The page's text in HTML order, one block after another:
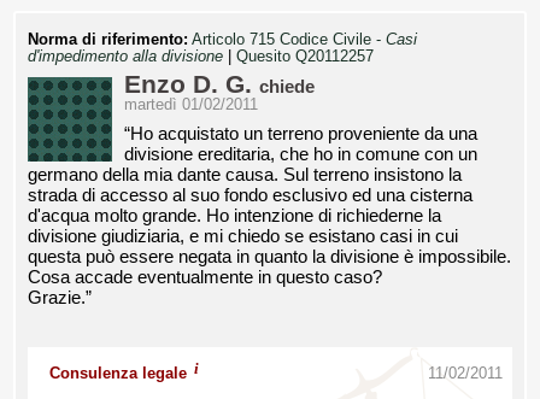
Norma di riferimento: Articolo 715 Codice Civile - Casi
d'impedimento alla divisione
Quesito Q20112257
Enzo D. G. chiede
martedì 01/02/2011
“Ho acquistato un terreno proveniente da una
divisione ereditaria, che ho in comune con un
germano della mia dante causa. Sul terreno insistono la
strada di accesso al suo fondo esclusivo ed una cisterna
d'acqua molto grande. Ho intenzione di richiederne la
divisione giudiziaria, e mi chiedo se esistano casi in cui
questa può essere negata in quanto la divisione è impossibile.
Cosa accade eventualmente in questo caso?
Grazie.”
Consulenza legale i 11/02/2011